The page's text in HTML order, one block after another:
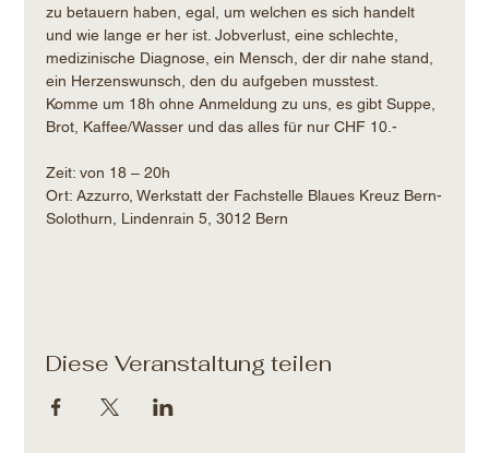
zu betauern haben, egal, um welchen es sich handelt
und wie lange er her ist. Jobverlust, eine schlechte,
medizinische Diagnose, ein Mensch, der dir nahe stand,
ein Herzenswunsch, den du aufgeben musstest.
Komme um 18h ohne Anmeldung zu uns, es gibt Suppe,
Brot, Kaffee/Wasser und das alles für nur CHF 10.-
Zeit: von 18 – 20h​
Ort: Azzurro, Werkstatt der Fachstelle Blaues Kreuz Bern-
Solothurn, Lindenrain 5, 3012 Bern
Diese Veranstaltung teilen